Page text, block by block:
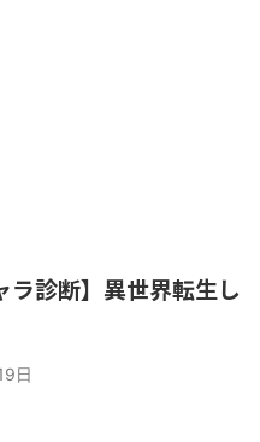
ラ診断】異世界転生し
日